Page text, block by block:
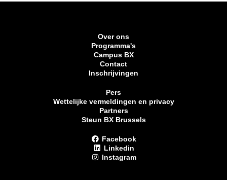
Over ons
Programma's
Campus BX
Contact
Inschrijvingen
Pers
Wettelijke vermeldingen en privacy
Partners
Steun BX Brussels
Facebook
Linkedin
Instagram